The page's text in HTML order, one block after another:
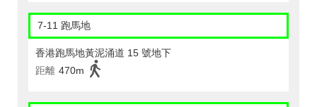
7-11 跑馬地
香港跑馬地黃泥涌道 15 號地下
距離 470m